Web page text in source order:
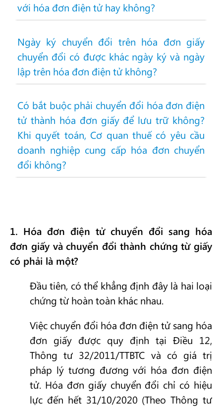
với hóa đơn điện tử hay không?
Ngày ký chuyển đổi trên hóa đơn giấy
chuyển đổi có được khác ngày ký và ngày
lập trên hóa đơn điện tử không?
Có bắt buộc phải chuyển đổi hóa đơn điện
tử thành hóa đơn giấy để lưu trữ không?
Khi quyết toán, Cơ quan thuế có yêu cầu
doanh nghiệp cung cấp hóa đơn chuyển
đổi không?
1. Hóa đơn điện tử chuyển đổi sang hóa
đơn giấy và chuyển đổi thành chứng từ giấy
có phải là một?
Đầu tiên, có thể khẳng định đây là hai loại
chứng từ hoàn toàn khác nhau.
Việc chuyển đổi hóa đơn điện tử sang hóa
đơn giấy được quy định tại Điều 12,
Thông tư 32/2011/TTBTC và có giá trị
pháp lý tương đương với hóa đơn điện
tử. Hóa đơn giấy chuyển đổi chỉ có hiệu
lực đến hết 31/10/2020 (Theo Thông tư